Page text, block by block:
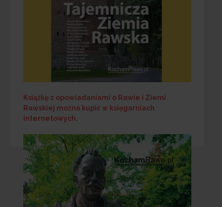
Książkę z opowiadaniami o Rawie i Ziemi
Rawskiej można kupić w księgarniach
internetowych.